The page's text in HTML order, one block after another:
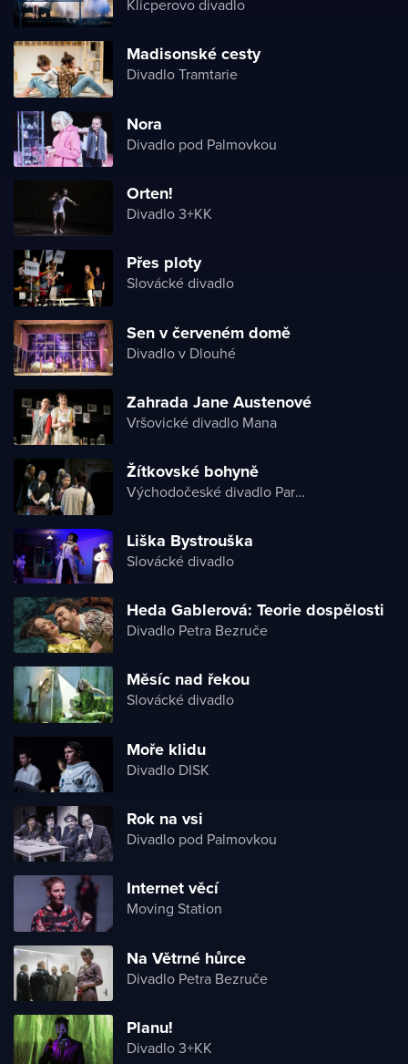
Klicperovo divadlo
Madisonské cesty
Divadlo Tramtarie
Nora
Divadlo pod Palmovkou
Orten!
Divadlo 3+KK
Přes ploty
Slovácké divadlo
Sen v červeném domě
Divadlo v Dlouhé
Zahrada Jane Austenové
Vršovické divadlo Mana
Žítkovské bohyně
Východočeské divadlo Pardubice
Liška Bystrouška
Slovácké divadlo
Heda Gablerová: Teorie dospělosti
Divadlo Petra Bezruče
Měsíc nad řekou
Slovácké divadlo
Moře klidu
Divadlo DISK
Rok na vsi
Divadlo pod Palmovkou
Internet věcí
Moving Station
Na Větrné hůrce
Divadlo Petra Bezruče
Planu!
Divadlo 3+KK